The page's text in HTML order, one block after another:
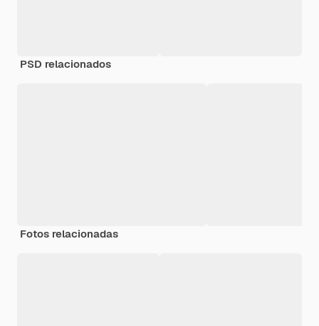
PSD relacionados
Fotos relacionadas